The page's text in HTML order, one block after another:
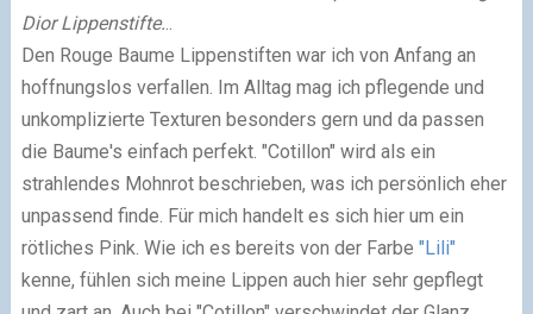
Dior Lippenstifte...
Den Rouge Baume Lippenstiften war ich von Anfang an
hoffnungslos verfallen. Im Alltag mag ich pflegende und
unkomplizierte Texturen besonders gern und da passen
die Baume's einfach perfekt. "Cotillon" wird als ein
strahlendes Mohnrot beschrieben, was ich persönlich eher
unpassend finde. Für mich handelt es sich hier um ein
rötliches Pink. Wie ich es bereits von der Farbe "Lili"
kenne, fühlen sich meine Lippen auch hier sehr gepflegt